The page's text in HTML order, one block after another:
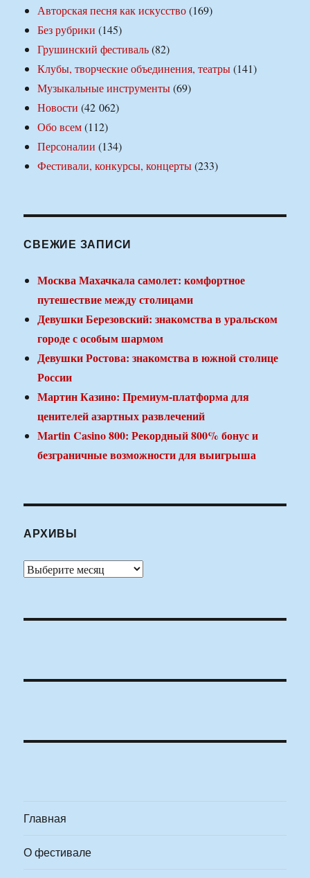
Авторская песня как искусство(169)
Без рубрики (145)
Грушинский фестиваль(82)
Клубы, творческие объединения, театры(141)
Музыкальные инструменты(69)
Новости (42 062)
Обо всем(112)
Персоналии (134)
Фестивали, конкурсы, концерты(233)
СВЕЖИЕ ЗАПИСИ
Москва Махачкала самолет: комфортное
путешествие между столицами
Девушки Березовский: знакомства в уральском
городе с особым шармом
Девушки Ростова: знакомства в южной столице
России
Мартин Казино: Премиум-платформа для
ценителей азартных развлечений
Martin Casino 800: Рекордный 800% бонус и
безграничные возможности для выигрыша
АРХИВЫ
Архивы
Главная
О фестивале